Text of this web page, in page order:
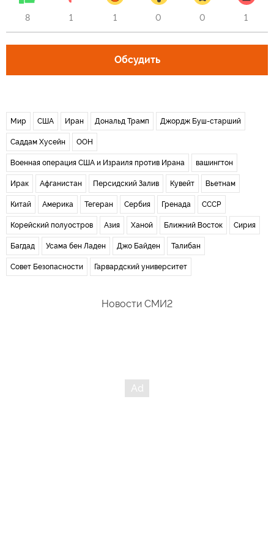
8 1 1 0 0 1
Обсудить
Мир США Иран Дональд Трамп Джордж Буш-старший
Саддам Хусейн ООН
Военная операция США и Израиля против Ирана вашингтон
Ирак Афганистан Персидский Залив Кувейт Вьетнам
Китай Америка Тегеран Сербия Гренада СССР
Корейский полуостров Азия Ханой Ближний Восток Сирия
Багдад Усама бен Ладен Джо Байден Талибан
Совет Безопасности Гарвардский университет
Новости СМИ2